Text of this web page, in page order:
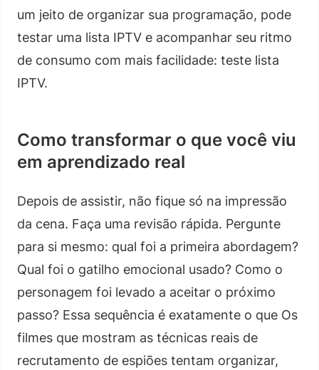
um jeito de organizar sua programação, pode
testar uma lista IPTV e acompanhar seu ritmo
de consumo com mais facilidade: teste lista
IPTV.
Como transformar o que você viu
em aprendizado real
Depois de assistir, não fique só na impressão
da cena. Faça uma revisão rápida. Pergunte
para si mesmo: qual foi a primeira abordagem?
Qual foi o gatilho emocional usado? Como o
personagem foi levado a aceitar o próximo
passo? Essa sequência é exatamente o que Os
filmes que mostram as técnicas reais de
recrutamento de espiões tentam organizar,